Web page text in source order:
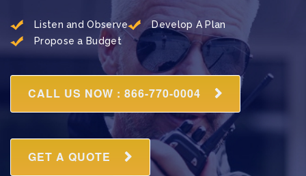
CONTÁCTANOS
Listen and Observe
Develop A Plan
Propose a Budget
CALL US NOW : 866-770-0004
GET A QUOTE